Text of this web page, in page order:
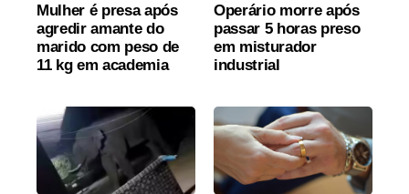
Mulher é presa após
agredir amante do
marido com peso de
11 kg em academia
Operário morre após
passar 5 horas preso
em misturador
industrial